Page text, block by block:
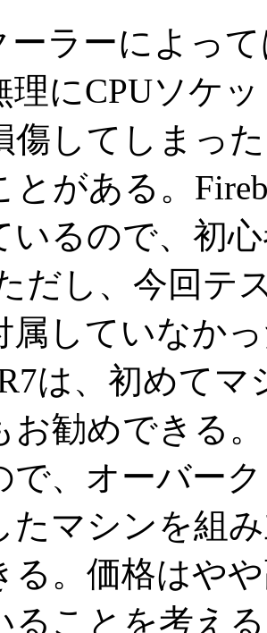
ラーによっ
理にCPUソケ
傷してしまっ
とがある。
いるので、初
だし、今回テ
属していなか
は、初めて
お勧めできる
で、オーバー
たマシンを組
る。価格はや
ることを考え